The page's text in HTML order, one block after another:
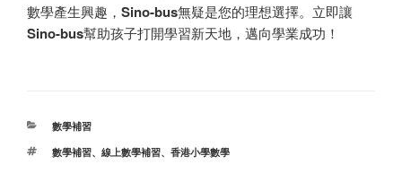
數學產生興趣， Sino-bus無疑是您的理想選擇。立即讓
Sino-bus幫助孩子打開學習新天地，邁向學業成功！
分
數學補習
标
數學補習、 線上數學補習、 香港小學數學